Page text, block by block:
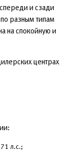
и сзади
разным типам
на спокойную и
центрах
л.с.;